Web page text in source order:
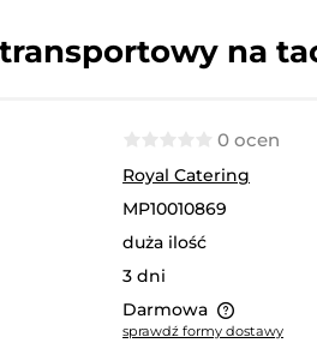
na
0 ocen
Royal Catering
MP10010869
duża ilość
3 dni
Darmowa
sprawdź formy dostawy